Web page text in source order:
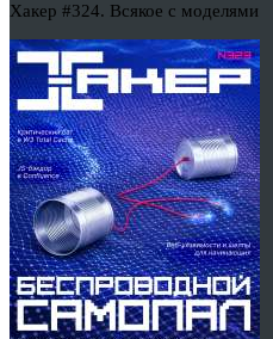
Хакер #324. Всякое с моделями